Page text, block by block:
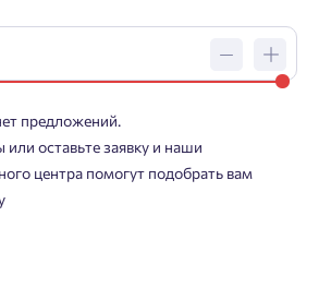
предложений.
оставьте заявку и наши
центра помогут подобрать вам
ваши контакты и мы вам